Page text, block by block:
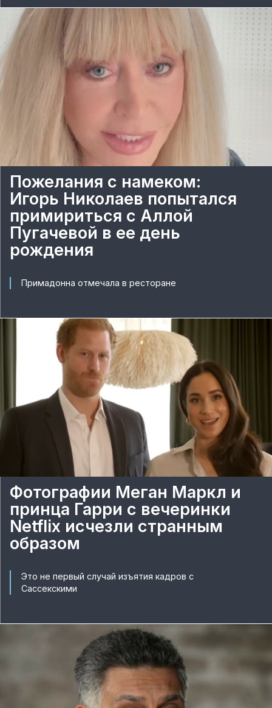
Пожелания с намеком:
Игорь Николаев попытался
примириться с Аллой
Пугачевой в ее день
рождения
Примадонна отмечала в ресторане
Фотографии Меган Маркл и
принца Гарри с вечеринки
Netflix исчезли странным
образом
Это не первый случай изъятия кадров с
Сассекскими